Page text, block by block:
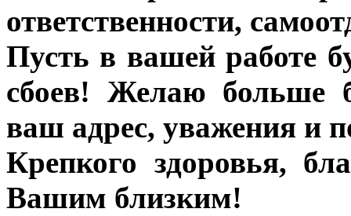
ответственности,
Пусть в вашей работе
сбоев! Желаю больше
ваш адрес, уважения и
Крепкого здоровья,
Вашим близким!